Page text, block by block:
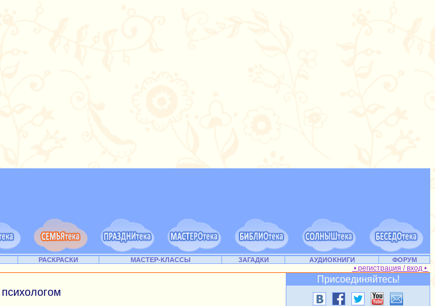
РАСКРАСКИ МАСТЕР-КЛАССЫ ЗАГАДКИ АУДИОКНИГИ ФОРУМ
• регистрация / вход •
Присоединяйтесь!